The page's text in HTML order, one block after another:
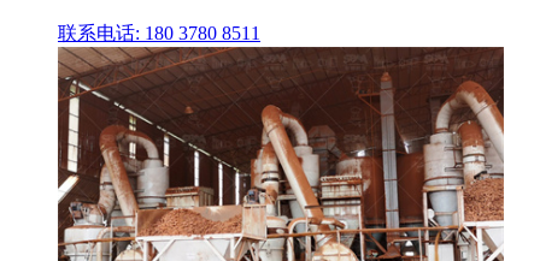
联系电话: 180 3780 8511